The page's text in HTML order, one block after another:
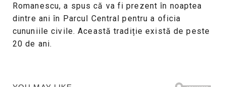
Romanescu, a spus că va fi prezent în noaptea
dintre ani în Parcul Central pentru a oficia
cununiile civile. Această tradiție există de peste
20 de ani.